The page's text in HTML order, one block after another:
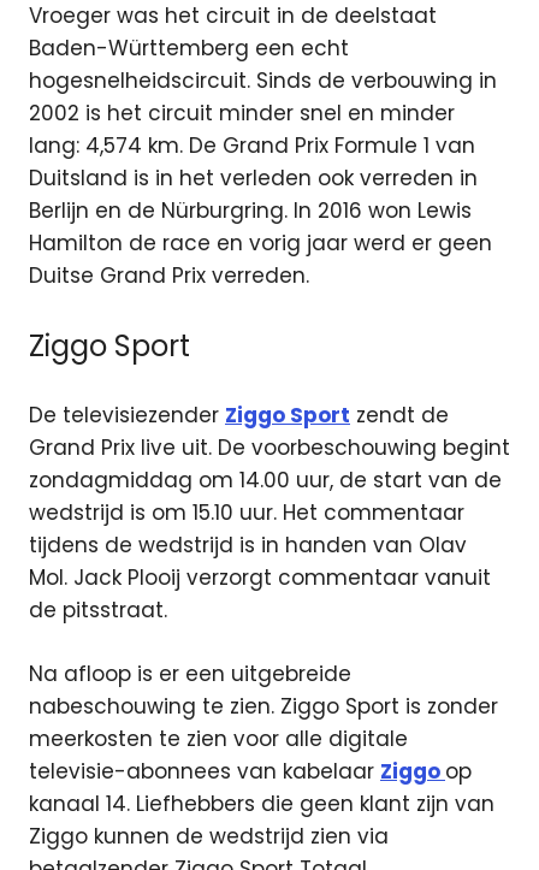
Vroeger was het circuit in de deelstaat
Baden-Württemberg een echt
hogesnelheidscircuit. Sinds de verbouwing in
2002 is het circuit minder snel en minder
lang: 4,574 km. De Grand Prix Formule 1 van
Duitsland is in het verleden ook verreden in
Berlijn en de Nürburgring. In 2016 won Lewis
Hamilton de race en vorig jaar werd er geen
Duitse Grand Prix verreden.
Ziggo Sport
De televisiezender Ziggo Sport zendt de
Grand Prix live uit. De voorbeschouwing begint
zondagmiddag om 14.00 uur, de start van de
wedstrijd is om 15.10 uur. Het commentaar
tijdens de wedstrijd is in handen van Olav
Mol. Jack Plooij verzorgt commentaar vanuit
de pitsstraat.
Na afloop is er een uitgebreide
nabeschouwing te zien. Ziggo Sport is zonder
meerkosten te zien voor alle digitale
televisie-abonnees van kabelaar Ziggo op
kanaal 14. Liefhebbers die geen klant zijn van
Ziggo kunnen de wedstrijd zien via